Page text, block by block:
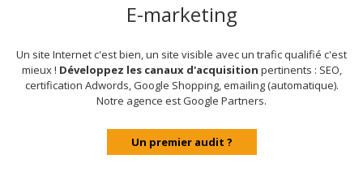
E-marketing
Un site Internet c'est bien, un site visible avec un trafic qualifié c'est
mieux ! Développez les canaux d'acquisition pertinents : SEO,
certification Adwords, Google Shopping, emailing (automatique).
Notre agence est Google Partners.
Un premier audit ?